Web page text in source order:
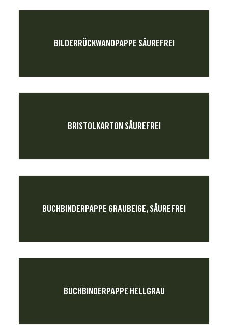
BILDERRÜCKWANDPAPPE SÄUREFREI
BRISTOLKARTON SÄUREFREI
BUCHBINDERPAPPE GRAUBEIGE, SÄUREFREI
BUCHBINDERPAPPE HELLGRAU